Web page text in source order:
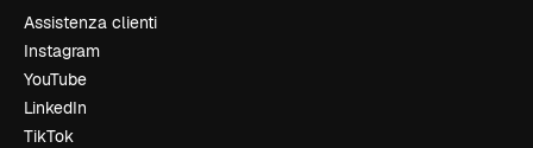
Assistenza clienti
Instagram
YouTube
LinkedIn
TikTok